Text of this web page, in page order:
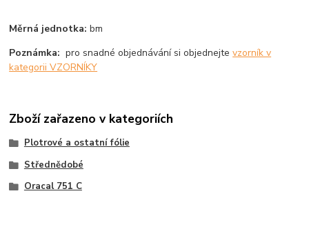
Měrná jednotka: bm
Poznámka: pro snadné objednávání si objednejtevzorník v
kategorii VZORNÍKY
Zboží zařazeno v kategoriích
Plotrové a ostatní fólie
Střednědobé
Oracal 751 C